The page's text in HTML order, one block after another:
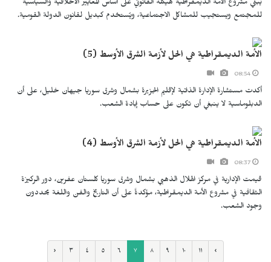
يبني مشروع الأمة الديمقراطية هيكله القانوني على أساس المعايير الأخلاقية والسياسية
للمجتمع ويستجيب للمشاكل الاجتماعية، ويُستخدم كبديل لقانون الدولة القومية.
الأمة الديمقراطية هي الحل لأزمة الشرق الأوسط (5)
أكدت مستشارة الإدارة الذاتية لإقليم الجزيرة بشمال وشرق سوريا جيهان خليل، على أن
الدبلوماسية لا ينبغي أن تكون على حساب إبادة الشعب.
الأمة الديمقراطية هي الحل لأزمة الشرق الأوسط (4)
قيمت الإدارية في مركز الهلال الذهبي بشمال وشرق سوريا كلستان عفرين، دور الركيزة
الثقافية في مشروع الأمة الديمقراطية، مؤكدةً على أن التاريخ والفن واللغة يحددون
وجود الشعب.
‹ ٣ ٤ ٥ ٦ ٧ ٨ ٩ ١٠ ١١ ›